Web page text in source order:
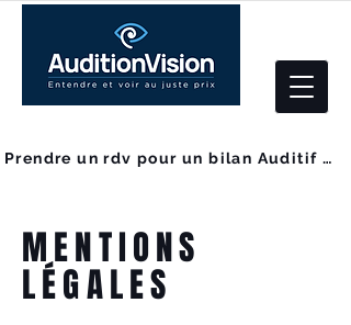
Prendre un rdv pour un bilan Auditif GRATUIT
MENTIONS
LÉGALES